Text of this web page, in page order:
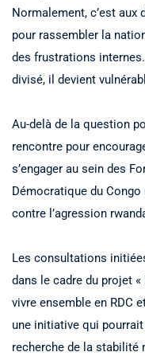
Normalement, c’est
pour rassembler la
des frustrations
divisé, il devient
Au-delà de la question
rencontre pour
s’engager au sein des
Démocratique du Congo
contre l’agression
Les consultations
dans le cadre du projet
vivre ensemble en RDC
une initiative qui
recherche de la stabilité